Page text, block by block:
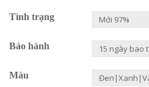
Tình trạng
Bảo hành
Màu